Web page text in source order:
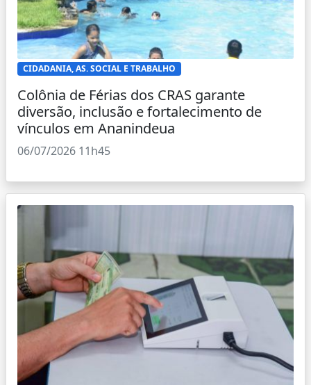
CIDADANIA, AS. SOCIAL E TRABALHO
Colônia de Férias dos CRAS garante
diversão, inclusão e fortalecimento de
vínculos em Ananindeua
06/07/2026 11h45